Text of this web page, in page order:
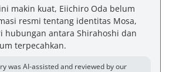
makin kuat, Eiichiro Oda belum
resmi tentang identitas Mosa,
hubungan antara Shirahoshi dan
terpecahkan.
was AI-assisted and reviewed by our